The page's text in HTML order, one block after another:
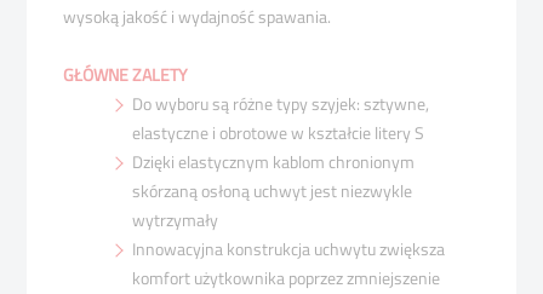
wysoką jakość i wydajność spawania.
GŁÓWNE ZALETY
Do wyboru są różne typy szyjek: sztywne,
elastyczne i obrotowe w kształcie litery S
Dzięki elastycznym kablom chronionym
skórzaną osłoną uchwyt jest niezwykle
wytrzymały
Innowacyjna konstrukcja uchwytu zwiększa
komfort użytkownika poprzez zmniejszenie